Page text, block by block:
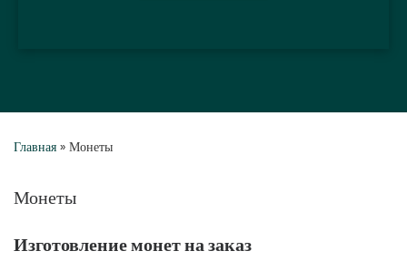
Главная » Монеты
Монеты
Изготовление монет на заказ